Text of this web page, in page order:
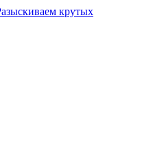
крутых